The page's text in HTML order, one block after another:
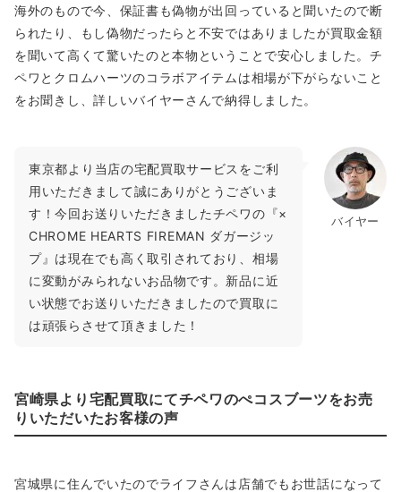
海外のもので今、保証書も偽物が出回っていると聞いたので断
られたり、もし偽物だったらと不安ではありましたが買取金額
を聞いて高くて驚いたのと本物ということで安心しました。チ
ペワとクロムハーツのコラボアイテムは相場が下がらないこと
をお聞きし、詳しいバイヤーさんで納得しました。
バイヤー
東京都より当店の宅配買取サービスをご利
用いただきまして誠にありがとうございま
す！今回お送りいただきましたチペワの『×
CHROME HEARTS FIREMAN ダガージッ
プ』は現在でも高く取引されており、相場
に変動がみられないお品物です。新品に近
い状態でお送りいただきましたので買取に
は頑張らさせて頂きました！
宮崎県より宅配買取にてチペワのぺコスブーツをお売
りいただいたお客様の声
宮城県に住んでいたのでライフさんは店舗でもお世話になって